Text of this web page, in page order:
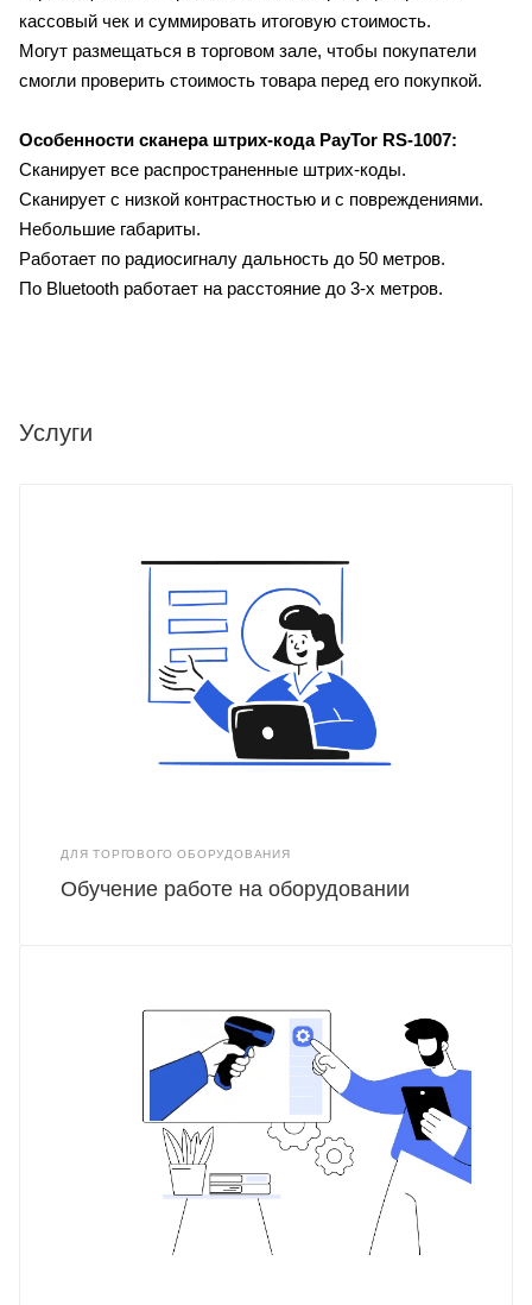
кассовый чек и суммировать итоговую стоимость.
Могут размещаться в торговом зале, чтобы покупатели
смогли проверить стоимость товара перед его покупкой.
Особенности сканера штрих-кода PayTor RS-1007:
Сканирует все распространенные штрих-коды.
Сканирует с низкой контрастностью и с повреждениями.
Небольшие габариты.
Работает по радиосигналу дальность до 50 метров.
По Bluetooth работает на расстояние до 3-х метров.
Услуги
ДЛЯ ТОРГОВОГО ОБОРУДОВАНИЯ
Обучение работе на оборудовании